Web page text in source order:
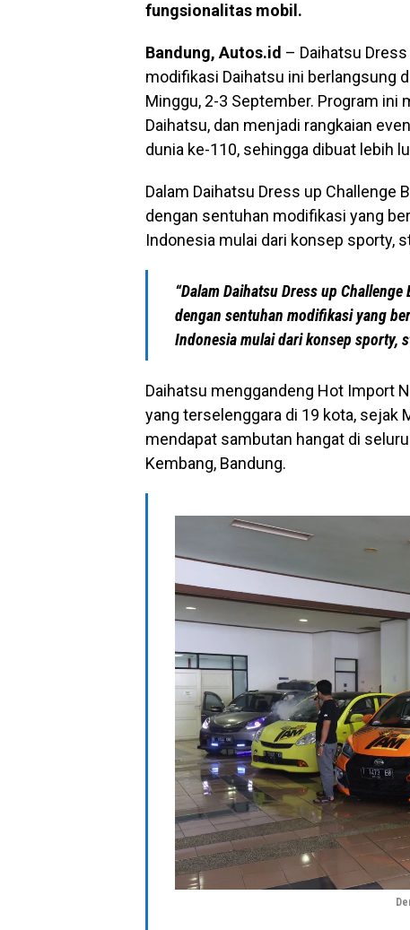
fungsionalitas mobil.
Bandung, Autos.id – Daihatsu
modifikasi Daihatsu ini berlangsung
Minggu, 2-3 September. Program ini
Daihatsu, dan menjadi rangkaian
dunia ke-110, sehingga dibuat lebih
Dalam Daihatsu Dress up Challenge
dengan sentuhan modifikasi yang
Indonesia mulai dari konsep sporty,
“Dalam Daihatsu Dress up
dengan sentuhan modifikasi yang
Indonesia mulai dari konsep sporty,
Daihatsu menggandeng Hot Import
yang terselenggara di 19 kota, sejak
mendapat sambutan hangat di
Kembang, Bandung.